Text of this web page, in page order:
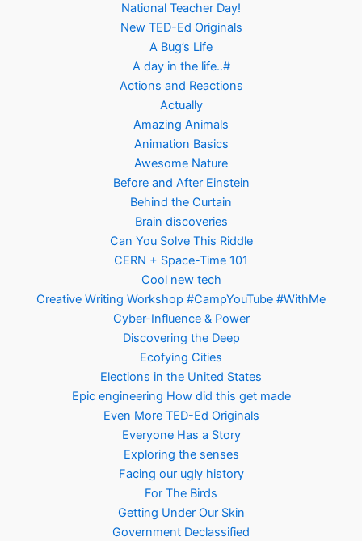
National Teacher Day!
New TED-Ed Originals
A Bug’s Life
A day in the life..#
Actions and Reactions
Actually
Amazing Animals
Animation Basics
Awesome Nature
Before and After Einstein
Behind the Curtain
Brain discoveries
Can You Solve This Riddle
CERN + Space-Time 101
Cool new tech
Creative Writing Workshop #CampYouTube #WithMe
Cyber-Influence & Power
Discovering the Deep
Ecofying Cities
Elections in the United States
Epic engineering How did this get made
Even More TED-Ed Originals
Everyone Has a Story
Exploring the senses
Facing our ugly history
For The Birds
Getting Under Our Skin
Government Declassified